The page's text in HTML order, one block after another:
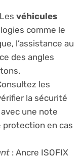
véhicules
comme le
l’assistance au
des angles
les
la sécurité
une note
en cas
: Ancre ISOFIX